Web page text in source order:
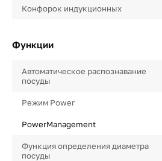
Конфорок индукционных
Функции
Автоматическое распознавание
посуды
Режим Power
PowerManagement
Функция определения диаметра
посуды